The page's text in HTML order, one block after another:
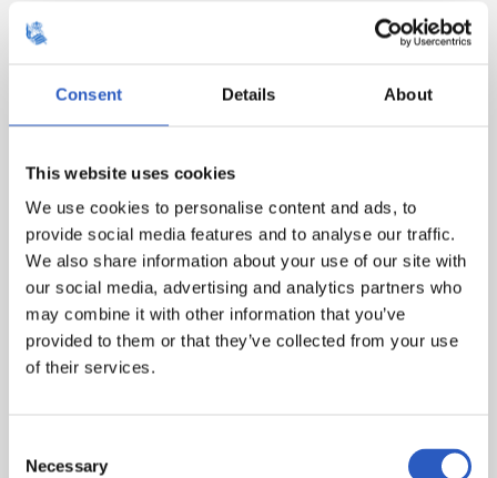
Consent Details About
This website uses cookies
We use cookies to personalise content and ads, to
provide social media features and to analyse our traffic.
We also share information about your use of our site with
our social media, advertising and analytics partners who
may combine it with other information that you’ve
provided to them or that they’ve collected from your use
of their services.
Selection
Necessary
todos ayudar a paliar el cambio climático y salvar nuestros
Real Sociedad Fundazioa ha conseguido celebrar diferentes
sesiones con centros educativos de Gipuzkoa llegando a
más de 800 niños y niñas. El broche final se ha puesto esta
semana con el evento celebrado en Rentería con el objetivo
de seguir creciendo año a año y continuar sensibilizando
acerca de la importancia del cuidado del mar.